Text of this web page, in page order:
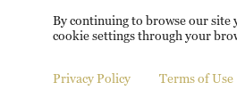
© China Radio
By continuing to browse our site
cookie settings through your
Privacy Policy Terms of Use